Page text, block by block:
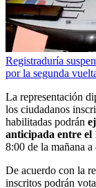
Registraduría
por la segunda
La representación
los ciudadanos
habilitadas podrán
anticipada entre el
8:00 de la mañana
De acuerdo con la
inscritos podrán